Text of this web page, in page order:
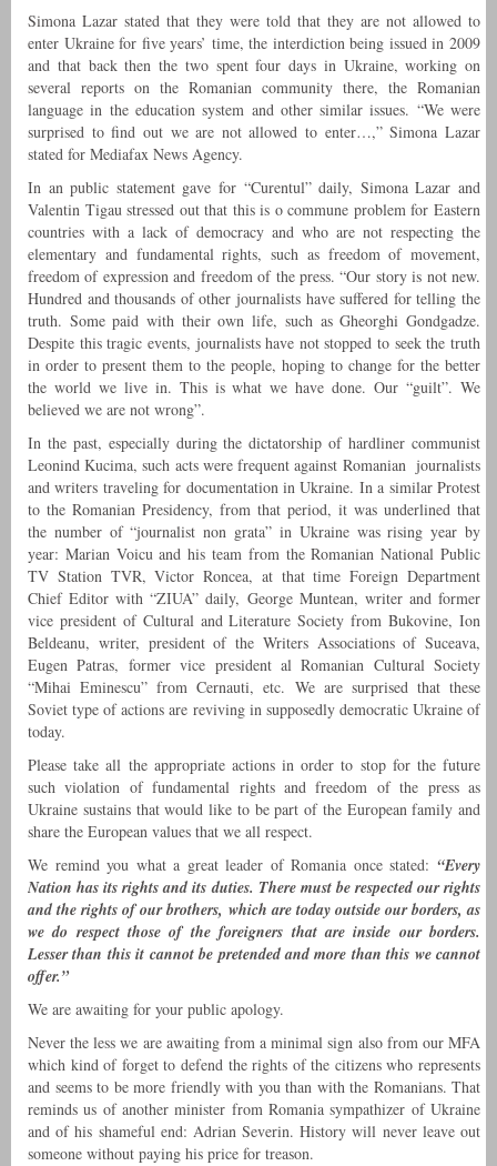
Simona Lazar stated that they were told that they are not allowed to
enter Ukraine for five years’ time, the interdiction being issued in 2009
and that back then the two spent four days in Ukraine, working on
several reports on the Romanian community there, the Romanian
language in the education system and other similar issues. “We were
surprised to find out we are not allowed to enter…,” Simona Lazar
stated for Mediafax News Agency.
In an public statement gave for “Curentul” daily, Simona Lazar and
Valentin Tigau stressed out that this is o commune problem for Eastern
countries with a lack of democracy and who are not respecting the
elementary and fundamental rights, such as freedom of movement,
freedom of expression and freedom of the press. “Our story is not new.
Hundred and thousands of other journalists have suffered for telling the
truth. Some paid with their own life, such as Gheorghi Gondgadze.
Despite this tragic events, journalists have not stopped to seek the truth
in order to present them to the people, hoping to change for the better
the world we live in. This is what we have done. Our “guilt”. We
believed we are not wrong”.
In the past, especially during the dictatorship of hardliner communist
Leonind Kucima, such acts were frequent against Romanian journalists
and writers traveling for documentation in Ukraine. In a similar Protest
to the Romanian Presidency, from that period, it was underlined that
the number of “journalist non grata” in Ukraine was rising year by
year: Marian Voicu and his team from the Romanian National Public
TV Station TVR, Victor Roncea, at that time Foreign Department
Chief Editor with “ZIUA” daily, George Muntean, writer and former
vice president of Cultural and Literature Society from Bukovine, Ion
Beldeanu, writer, president of the Writers Associations of Suceava,
Eugen Patras, former vice president al Romanian Cultural Society
“Mihai Eminescu” from Cernauti, etc. We are surprised that these
Soviet type of actions are reviving in supposedly democratic Ukraine of
today.
Please take all the appropriate actions in order to stop for the future
such violation of fundamental rights and freedom of the press as
Ukraine sustains that would like to be part of the European family and
share the European values that we all respect.
We remind you what a great leader of Romania once stated: “Every
Nation has its rights and its duties. There must be respected our rights
and the rights of our brothers, which are today outside our borders, as
we do respect those of the foreigners that are inside our borders.
Lesser than this it cannot be pretended and more than this we cannot
offer.”
We are awaiting for your public apology.
Never the less we are awaiting from a minimal sign also from our MFA
which kind of forget to defend the rights of the citizens who represents
and seems to be more friendly with you than with the Romanians. That
reminds us of another minister from Romania sympathizer of Ukraine
and of his shameful end: Adrian Severin. History will never leave out
someone without paying his price for treason.